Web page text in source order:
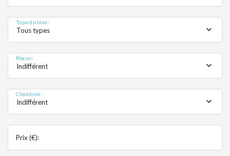
Type du bien :
Tous types
Pièces :
Indifférent
Chambres :
Indifférent
Prix (€):